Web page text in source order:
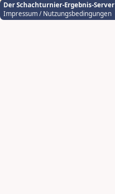
Der Schachturnier-Ergebnis-Server
Impressum / Nutzungsbedingungen